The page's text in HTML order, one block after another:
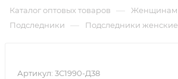
Каталог оптовых товаров — Женщинам
Подследники — Подследники женские
Артикул: 3С1990-Д38